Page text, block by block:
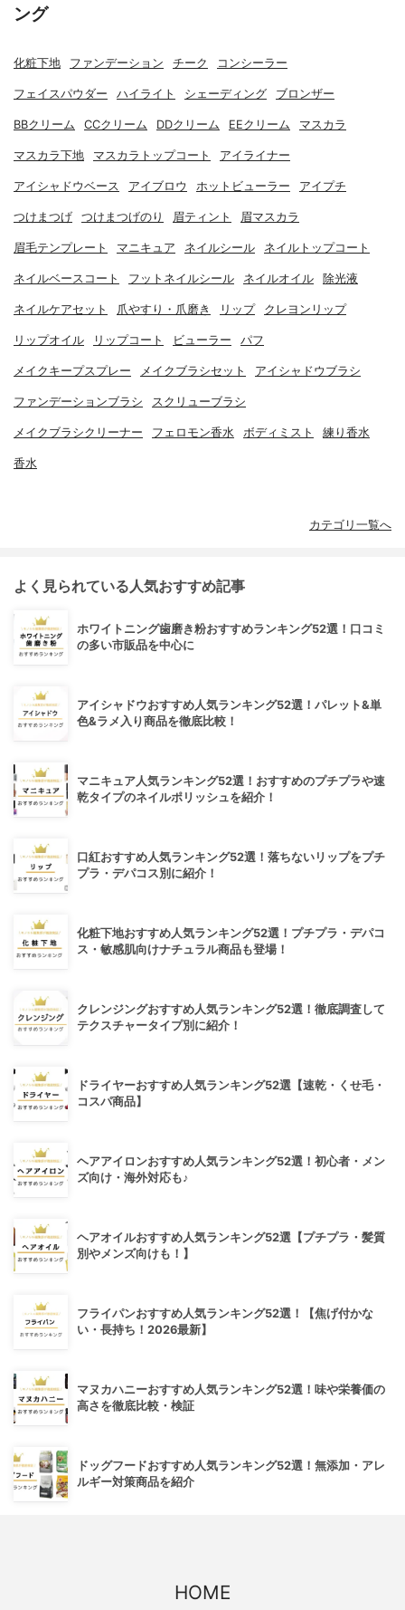
ング
化粧下地 ファンデーション チーク コンシーラー
フェイスパウダー ハイライト シェーディング ブロンザー
BBクリーム CCクリーム DDクリーム EEクリーム マスカラ
マスカラ下地 マスカラトップコート アイライナー
アイシャドウベース アイブロウ ホットビューラー アイプチ
つけまつげ つけまつげのり 眉ティント 眉マスカラ
眉毛テンプレート マニキュア ネイルシール ネイルトップコート
ネイルベースコート フットネイルシール ネイルオイル 除光液
ネイルケアセット 爪やすり・爪磨き リップ クレヨンリップ
リップオイル リップコート ビューラー パフ
メイクキープスプレー メイクブラシセット アイシャドウブラシ
ファンデーションブラシ スクリューブラシ
メイクブラシクリーナー フェロモン香水 ボディミスト 練り香水
香水
カテゴリ一覧へ
よく見られている人気おすすめ記事
ホワイトニング歯磨き粉おすすめランキング52選！口コミ
の多い市販品を中心に
アイシャドウおすすめ人気ランキング52選！パレット&単
色&ラメ入り商品を徹底比較！
マニキュア人気ランキング52選！おすすめのプチプラや速
乾タイプのネイルポリッシュを紹介！
口紅おすすめ人気ランキング52選！落ちないリップをプチ
プラ・デパコス別に紹介！
化粧下地おすすめ人気ランキング52選！プチプラ・デパコ
ス・敏感肌向けナチュラル商品も登場！
クレンジングおすすめ人気ランキング52選！徹底調査して
テクスチャータイプ別に紹介！
ドライヤーおすすめ人気ランキング52選【速乾・くせ毛・
コスパ商品】
ヘアアイロンおすすめ人気ランキング52選！初心者・メン
ズ向け・海外対応も♪
ヘアオイルおすすめ人気ランキング52選【プチプラ・髪質
別やメンズ向けも！】
フライパンおすすめ人気ランキング52選！【焦げ付かな
い・長持ち！2026最新】
マヌカハニーおすすめ人気ランキング52選！味や栄養価の
高さを徹底比較・検証
ドッグフードおすすめ人気ランキング52選！無添加・アレ
ルギー対策商品を紹介
HOME